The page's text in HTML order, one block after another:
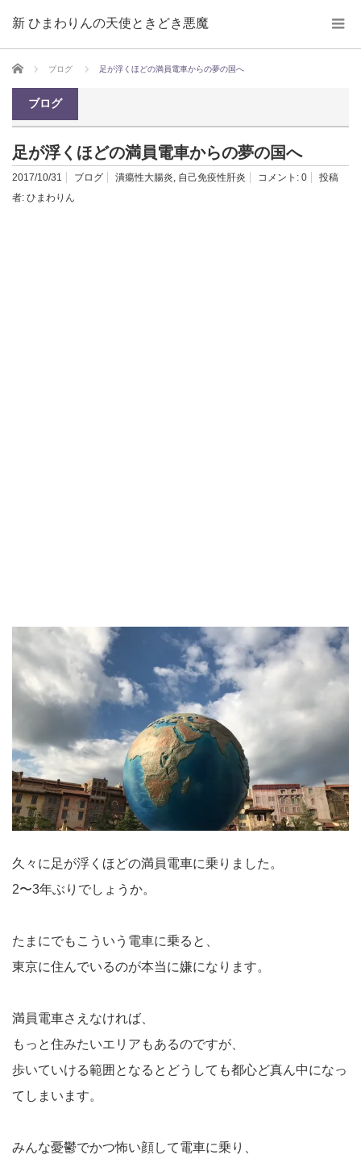
新 ひまわりんの天使ときどき悪魔
ホーム ブログ 足が浮くほどの満員電車からの夢の国へ
ブログ
足が浮くほどの満員電車からの夢の国へ
2017/10/31 ブログ 潰瘍性大腸炎, 自己免疫性肝炎 コメント: 0
投稿
者: ひまわりん
久々に足が浮くほどの満員電車に乗りました。
2〜3年ぶりでしょうか。
たまにでもこういう電車に乗ると、
東京に住んでいるのが本当に嫌になります。
満員電車さえなければ、
もっと住みたいエリアもあるのですが、
歩いていける範囲となるとどうしても都心ど真ん中になっ
てしまいます。
みんな憂鬱でかつ怖い顔して電車に乗り、